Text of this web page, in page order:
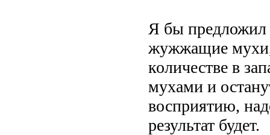
Я бы предложил
жужжащие мухи,
количестве в
мухами и
восприятию,
результат будет.